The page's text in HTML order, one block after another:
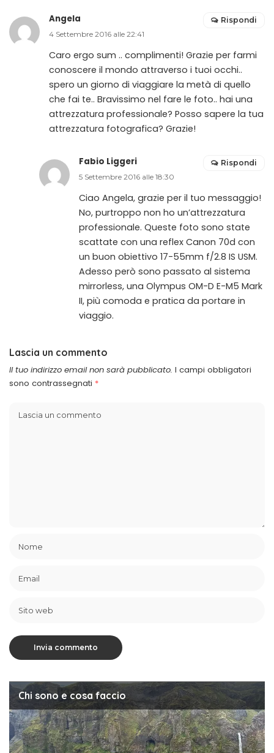
Angela
4 Settembre 2016 alle 22:41
Caro ergo sum .. complimenti! Grazie per farmi
conoscere il mondo attraverso i tuoi occhi..
spero un giorno di viaggiare la metà di quello
che fai te.. Bravissimo nel fare le foto.. hai una
attrezzatura professionale? Posso sapere la tua
attrezzatura fotografica? Grazie!
Rispondi
Fabio Liggeri
5 Settembre 2016 alle 18:30
Ciao Angela, grazie per il tuo messaggio!
No, purtroppo non ho un’attrezzatura
professionale. Queste foto sono state
scattate con una reflex Canon 70d con
un buon obiettivo 17-55mm f/2.8 IS USM.
Adesso però sono passato al sistema
mirrorless, una Olympus OM-D E-M5 Mark
II, più comoda e pratica da portare in
viaggio.
Rispondi
Lascia un commento
Il tuo indirizzo email non sarà pubblicato. I campi obbligatori
sono contrassegnati *
Chi sono e cosa faccio